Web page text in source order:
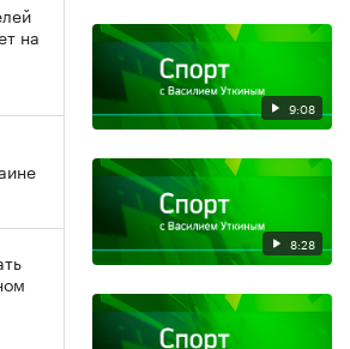
9:08
8:28
на